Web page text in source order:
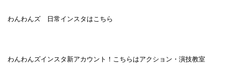
わんわんズ 日常インスタはこちら
わんわんズインスタ新アカウント！こちらはアクション・演技教室